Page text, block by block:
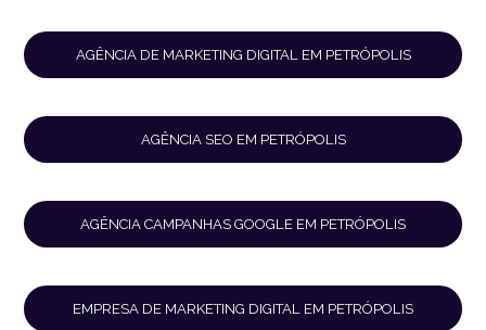
AGÊNCIA DE MARKETING DIGITAL EM PETRÓPOLIS
AGÊNCIA SEO EM PETRÓPOLIS
AGÊNCIA CAMPANHAS GOOGLE EM PETRÓPOLIS
EMPRESA DE MARKETING DIGITAL EM PETRÓPOLIS